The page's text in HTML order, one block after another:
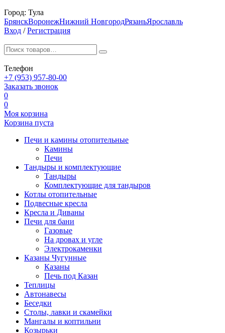
Город: Тула
БрянскВоронежНижний НовгородРязаньЯрославль
Вход / Регистрация
Телефон
+7 (953) 957-80-00
Заказать звонок
0
0
Моя корзина
Корзина пуста
Печи и камины отопительные
Камины
Печи
Тандыры и комплектующие
Тандыры
Комплектующие для тандыров
Котлы отопительные
Подвесные кресла
Кресла и Диваны
Печи для бани
Газовые
На дровах и угле
Электрокаменки
Казаны Чугунные
Казаны
Печь под Казан
Теплицы
Автонавесы
Беседки
Столы, лавки и скамейки
Мангалы и коптильни
Козырьки